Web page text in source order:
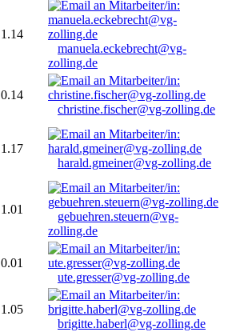
1.14
manuela.eckebrecht@vg-
zolling.de
0.14
christine.fischer@vg-zolling.de
1.17
harald.gmeiner@vg-zolling.de
1.01
gebuehren.steuern@vg-
zolling.de
0.01
ute.gresser@vg-zolling.de
1.05
brigitte.haberl@vg-zolling.de